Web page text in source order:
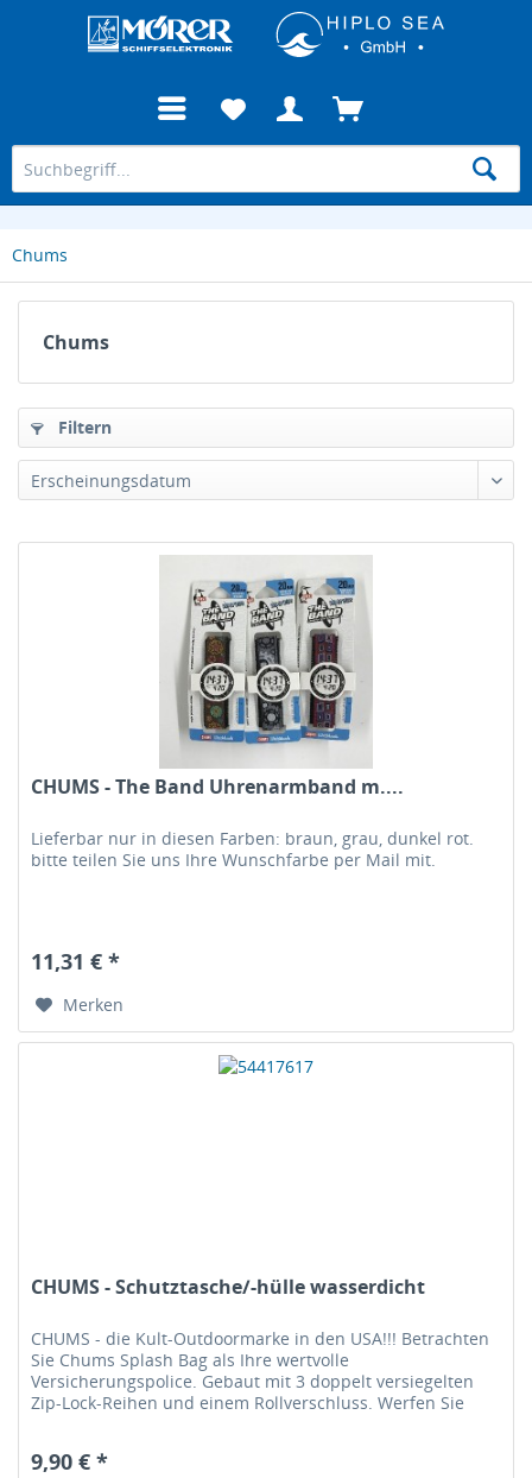
Chums
Chums
Filtern
CHUMS - The Band Uhrenarmband m....
Lieferbar nur in diesen Farben: braun, grau, dunkel rot.
bitte teilen Sie uns Ihre Wunschfarbe per Mail mit.
11,31 € *
Merken
CHUMS - Schutztasche/-hülle wasserdicht
CHUMS - die Kult-Outdoormarke in den USA!!! Betrachten
Sie Chums Splash Bag als Ihre wertvolle
Versicherungspolice. Gebaut mit 3 doppelt versiegelten
Zip-Lock-Reihen und einem Rollverschluss. Werfen Sie
9,90 € *